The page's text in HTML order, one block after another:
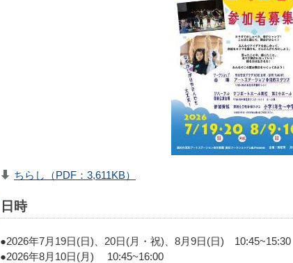
ちらし（PDF：3,611KB）
日時
●2026年7月19日(日)、20日(月・祝)、8月9日(日)
●2026年8月10日(月) 10:45~16:00